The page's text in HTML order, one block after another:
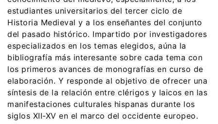
estudiantes universitarios del tercer ciclo de
Historia Medieval y a los enseñantes del conjunto
del pasado histórico. Impartido por investigadores
especializados en los temas elegidos, aúna la
bibliografía más interesante sobre cada tema con
los primeros avances de monografías en curso de
elaboración. Y responde al objetivo de ofrecer una
síntesis de la relación entre clérigos y laicos en las
manifestaciones culturales hispanas durante los
siglos XII-XV en el marco del occidente europeo.